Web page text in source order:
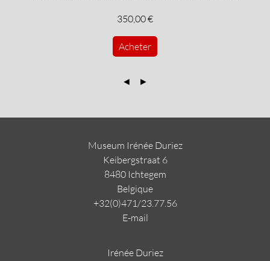
350,00 €
Acheter
◄ ►
Museum Irénée Duriez
Keibergstraat 6
8480 Ichtegem
Belgique
+32(0)471/23.77.56
E-mail
Irénée Duriez